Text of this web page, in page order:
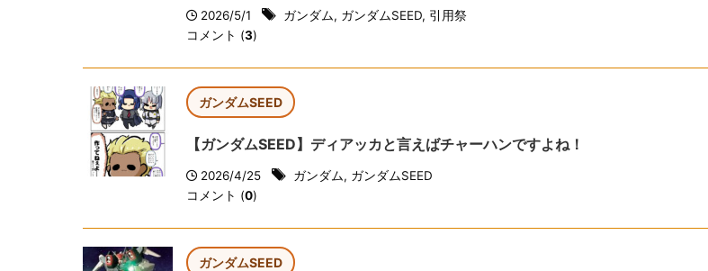
2026/5/1 ガンダム, ガンダムSEED, 引用祭
コメント (3)
ガンダムSEED
【ガンダムSEED】ディアッカと言えばチャーハンですよね！
2026/4/25 ガンダム, ガンダムSEED
コメント (0)
ガンダムSEED